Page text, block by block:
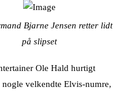
Bjarne Jensen retter lidt
på slipset
Ole Hald hurtigt
velkendte Elvis-numre,